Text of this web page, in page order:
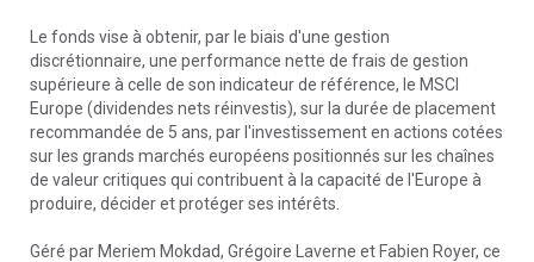
Le fonds vise à obtenir, par le biais d'une gestion
discrétionnaire, une performance nette de frais de gestion
supérieure à celle de son indicateur de référence, le MSCI
Europe (dividendes nets réinvestis), sur la durée de placement
recommandée de 5 ans, par l'investissement en actions cotées
sur les grands marchés européens positionnés sur les chaînes
de valeur critiques qui contribuent à la capacité de l'Europe à
produire, décider et protéger ses intérêts.
Géré par Meriem Mokdad, Grégoire Laverne et Fabien Royer, ce